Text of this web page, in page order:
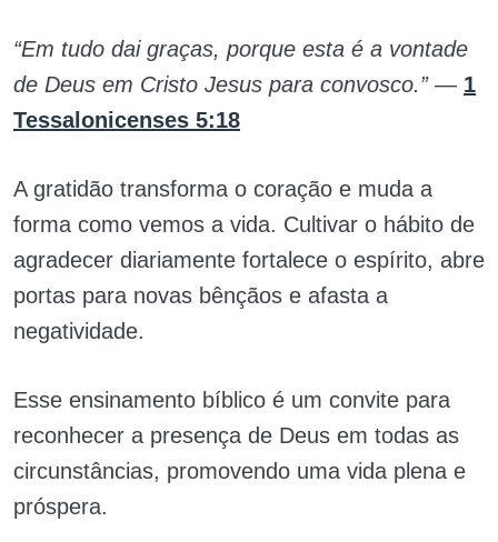
“Em tudo dai graças, porque esta é a vontade
de Deus em Cristo Jesus para convosco.” — 1
Tessalonicenses 5:18
A gratidão transforma o coração e muda a
forma como vemos a vida. Cultivar o hábito de
agradecer diariamente fortalece o espírito, abre
portas para novas bênçãos e afasta a
negatividade.
Esse ensinamento bíblico é um convite para
reconhecer a presença de Deus em todas as
circunstâncias, promovendo uma vida plena e
próspera.